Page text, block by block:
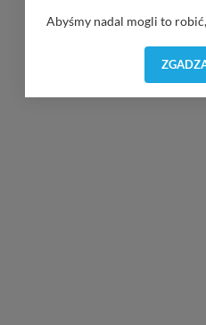
Abyśmy nadal mogli to
dostosować do Twoich
pliki cookies) będą